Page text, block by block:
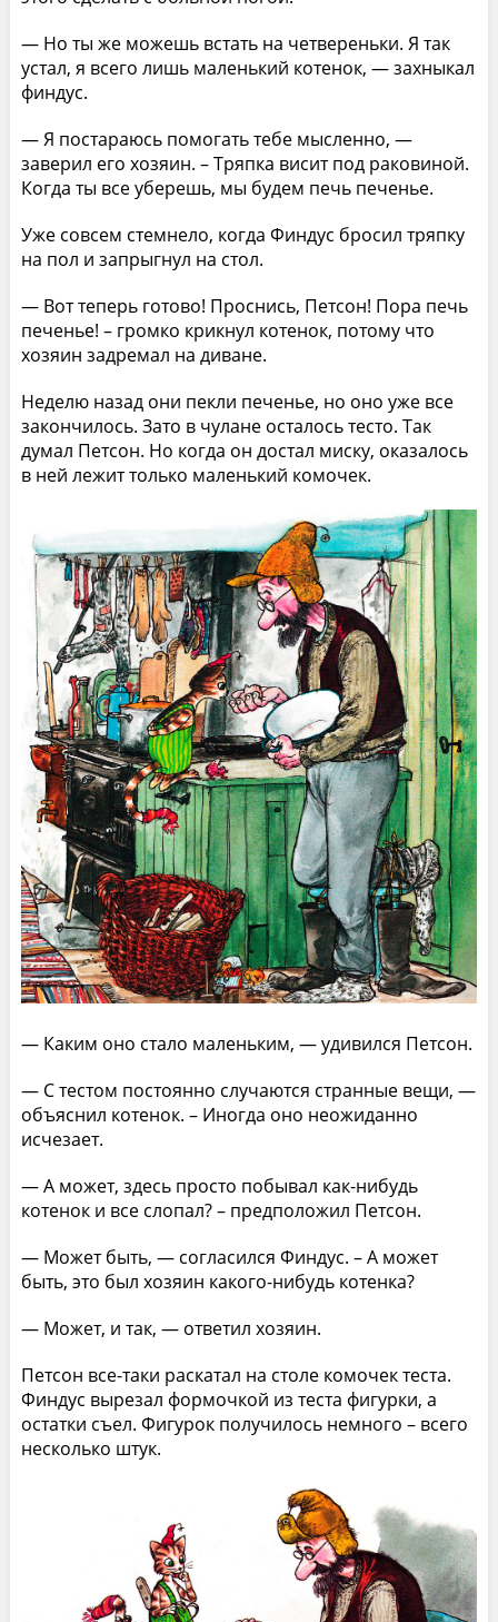
— Но ты же можешь встать на четвереньки. Я так
устал, я всего лишь маленький котенок, — захныкал
финдус.
— Я постараюсь помогать тебе мысленно, —
заверил его хозяин. – Тряпка висит под раковиной.
Когда ты все уберешь, мы будем печь печенье.
Уже совсем стемнело, когда Финдус бросил тряпку
на пол и запрыгнул на стол.
— Вот теперь готово! Проснись, Петсон! Пора печь
печенье! – громко крикнул котенок, потому что
хозяин задремал на диване.
Неделю назад они пекли печенье, но оно уже все
закончилось. Зато в чулане осталось тесто. Так
думал Петсон. Но когда он достал миску, оказалось
в ней лежит только маленький комочек.
— Каким оно стало маленьким, — удивился Петсон.
— С тестом постоянно случаются странные вещи, —
объяснил котенок. – Иногда оно неожиданно
исчезает.
— А может, здесь просто побывал как-нибудь
котенок и все слопал? – предположил Петсон.
— Может быть, — согласился Финдус. – А может
быть, это был хозяин какого-нибудь котенка?
— Может, и так, — ответил хозяин.
Петсон все-таки раскатал на столе комочек теста.
Финдус вырезал формочкой из теста фигурки, а
остатки съел. Фигурок получилось немного – всего
несколько штук.